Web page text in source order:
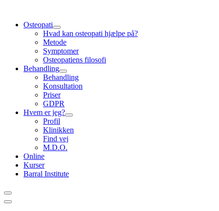
indholdOsteopati
Hvad kan osteopati hjælpe på?
Metode
Symptomer
Osteopatiens filosofi
Behandling
Behandling
Konsultation
Priser
GDPR
Hvem er jeg?
Profil
Klinikken
Find vej
M.D.O.
Online
Kurser
Barral Institute